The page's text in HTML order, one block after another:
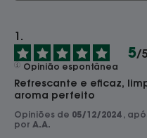
5/5
Opinião espontânea
Refrescante e eficaz,
aroma perfeito
Opiniões de 05/12/2024 ,
por A.A.